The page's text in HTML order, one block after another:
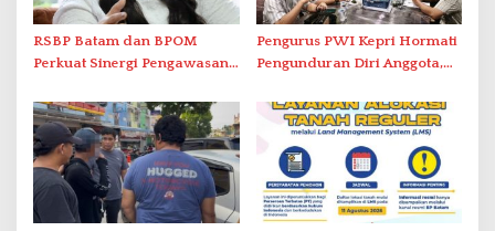
RSBP Batam dan BPOM
Perkuat Sinergi Pengawasan
Pelayanan Kefarmasian
Pengurus PWI Kepri Hormati
Pengunduran Diri Anggota,
Administrasi ke Pusat